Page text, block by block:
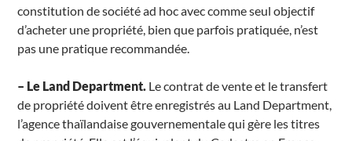
constitution de société ad hoc avec comme seul objectif
d’acheter une propriété, bien que parfois pratiquée, n’est
pas une pratique recommandée.
– Le Land Department. Le contrat de vente et le transfert
de propriété doivent être enregistrés au Land Department,
l’agence thaïlandaise gouvernementale qui gère les titres